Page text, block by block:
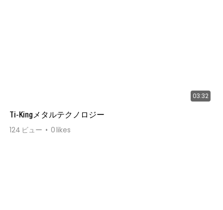
03:32
Ti-Kingメタルテクノロジー
124 ビュー 0likes